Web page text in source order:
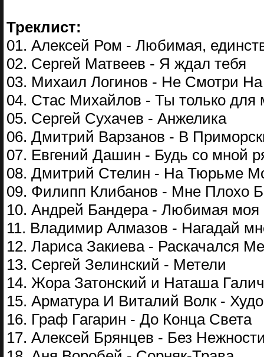
Треклист:
01. Алексей Ром - Любимая,
02. Сергей Матвеев - Я ждал тебя
03. Михаил Логинов - Не Смотри
04. Стас Михайлов - Ты только для
05. Сергей Сухачев - Анжелика
06. Дмитрий Варзанов - В
07. Евгений Дашин - Будь со мной
08. Дмитрий Стелин - На Тюрьме
09. Филипп Клибанов - Мне Плохо
10. Андрей Бандера - Любимая моя
11. Владимир Алмазов - Нагадай
12. Лариса Закиева - Раскачался
13. Сергей Зелинский - Метели
14. Жора Затонский и Наташа
15. Арматура И Виталий Волк -
16. Граф Гагарин - До Конца Света
17. Алексей Брянцев - Без